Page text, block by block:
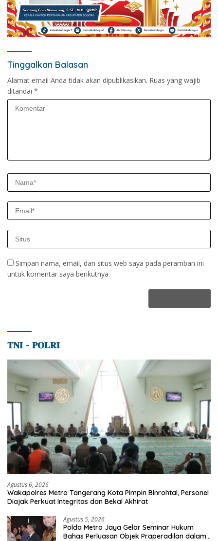
Tinggalkan Balasan
Alamat email Anda tidak akan dipublikasikan. Ruas yang wajib
ditandai *
Simpan nama, email, dan situs web saya pada peramban ini
untuk komentar saya berikutnya.
𝐓𝐍𝐈 – 𝐏𝐎𝐋𝐑𝐈
Agustus 6, 2026
Wakapolres Metro Tangerang Kota Pimpin Binrohtal, Personel
Diajak Perkuat Integritas dan Bekal Akhirat
Agustus 5, 2026
Polda Metro Jaya Gelar Seminar Hukum
Bahas Perluasan Objek Praperadilan dalam